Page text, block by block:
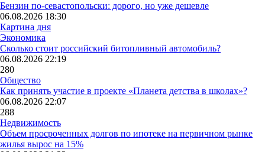
Бензин по-севастопольски: дорого, но уже дешевле
06.08.2026 18:30
Картина дня
Экономика
Сколько стоит российский битопливный автомобиль?
06.08.2026 22:19
280
Общество
Как принять участие в проекте «Планета детства в школах»?
06.08.2026 22:07
288
Недвижимость
Объем просроченных долгов по ипотеке на первичном рынке
жилья вырос на 15%